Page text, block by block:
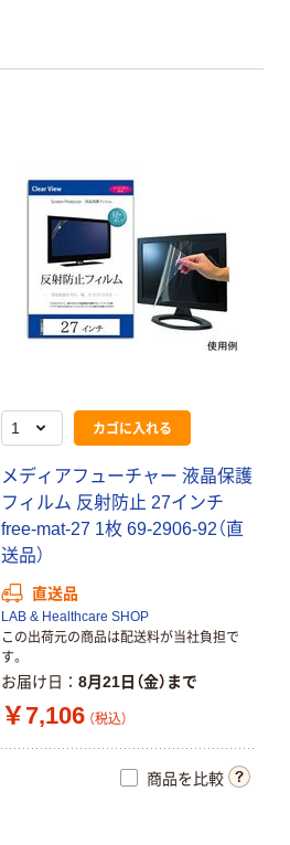
カゴに入れる
メディアフューチャー 液晶保護
フィルム 反射防止 27インチ
free-mat-27 1枚 69-2906-92（直
送品）
直送品
LAB & Healthcare SHOP
この出荷元の商品は配送料が当社負担で
す。
お届け日 8月21日（金）まで
￥7,106 （税込）
商品を比較